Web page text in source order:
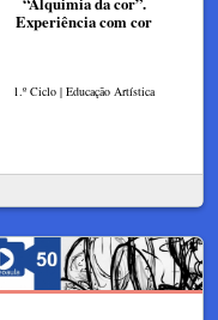
Experiência com cor
1.º Ciclo | Educação Artística